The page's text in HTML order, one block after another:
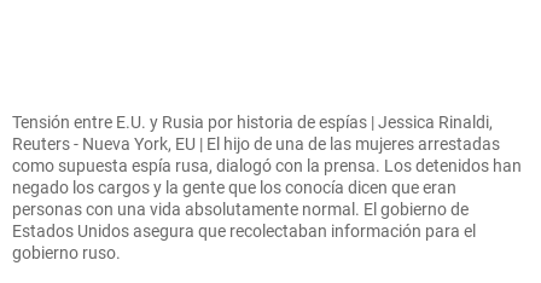
Tensión entre E.U. y Rusia por historia de espías | Jessica Rinaldi,
Reuters - Nueva York, EU | El hijo de una de las mujeres arrestadas
como supuesta espía rusa, dialogó con la prensa. Los detenidos han
negado los cargos y la gente que los conocía dicen que eran
personas con una vida absolutamente normal. El gobierno de
Estados Unidos asegura que recolectaban información para el
gobierno ruso.